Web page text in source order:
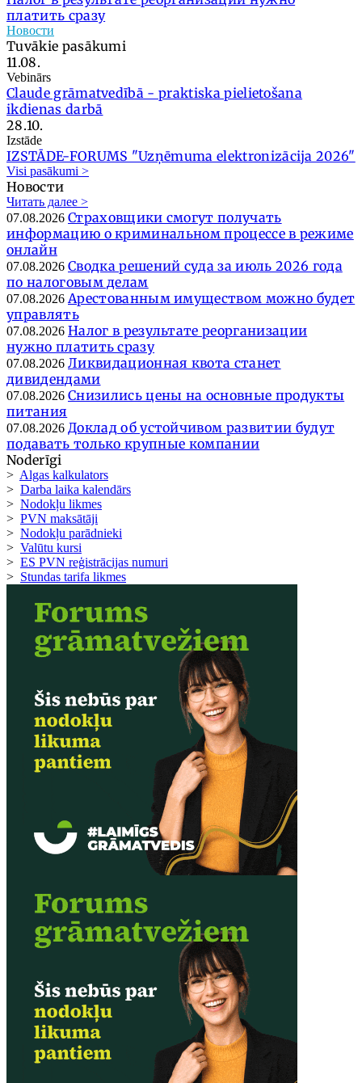
платить сразу
Новости
Tuvākie pasākumi
11.08.
Vebinārs
Claude grāmatvedībā - praktiska pielietošana
ikdienas darbā
28.10.
Izstāde
IZSTĀDE-FORUMS "Uzņēmuma elektronizācija 2026"
Visi pasākumi >
Новости
Читать далее >
07.08.2026 Страховщики смогут получать
информацию о криминальном процессе в режиме
онлайн
07.08.2026 Сводка решений суда за июль 2026 года
по налоговым делам
07.08.2026 Арестованным имуществом можно будет
управлять
07.08.2026 Налог в результате реорганизации
нужно платить сразу
07.08.2026 Ликвидационная квота станет
дивидендами
07.08.2026 Снизились цены на основные продукты
питания
07.08.2026 Доклад об устойчивом развитии будут
подавать только крупные компании
Noderīgi
> Algas kalkulators
> Darba laika kalendārs
> Nodokļu likmes
> PVN maksātāji
> Nodokļu parādnieki
> Valūtu kursi
> ES PVN reģistrācijas numuri
> Stundas tarifa likmes